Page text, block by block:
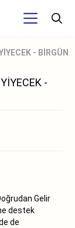
- BİRGÜN
-
Gelir
destek
de